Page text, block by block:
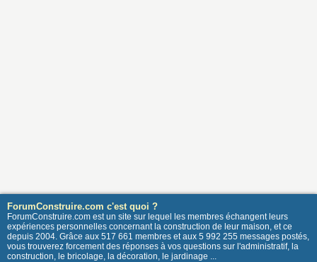
ForumConstruire.com c'est quoi ?
ForumConstruire.com est un site sur lequel les membres échangent leurs
expériences personnelles concernant la construction de leur maison, et ce
depuis 2004. Grâce aux 517 661 membres et aux 5 992 255 messages postés,
vous trouverez forcement des réponses à vos questions sur l'administratif, la
construction, le bricolage, la décoration, le jardinage ...